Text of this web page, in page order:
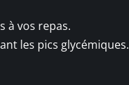
à vos repas.
les pics glycémiques.